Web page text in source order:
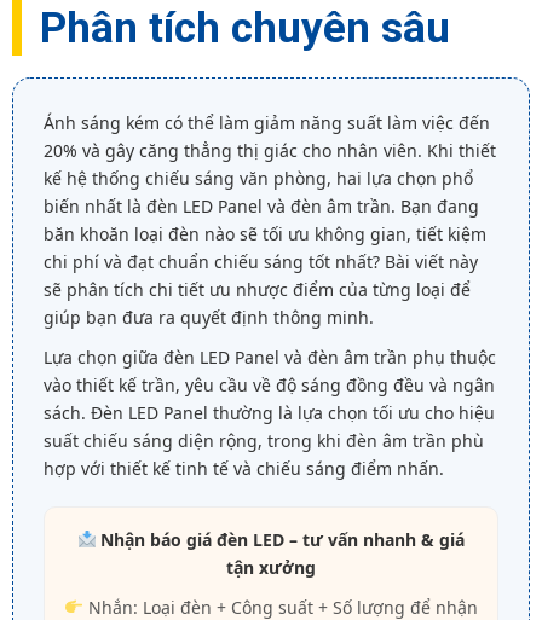
Phân tích chuyên sâu
Ánh sáng kém có thể làm giảm năng suất làm việc đến
20% và gây căng thẳng thị giác cho nhân viên. Khi thiết
kế hệ thống chiếu sáng văn phòng, hai lựa chọn phổ
biến nhất là đèn LED Panel và đèn âm trần. Bạn đang
băn khoăn loại đèn nào sẽ tối ưu không gian, tiết kiệm
chi phí và đạt chuẩn chiếu sáng tốt nhất? Bài viết này
sẽ phân tích chi tiết ưu nhược điểm của từng loại để
giúp bạn đưa ra quyết định thông minh.
Lựa chọn giữa đèn LED Panel và đèn âm trần phụ thuộc
vào thiết kế trần, yêu cầu về độ sáng đồng đều và ngân
sách. Đèn LED Panel thường là lựa chọn tối ưu cho hiệu
suất chiếu sáng diện rộng, trong khi đèn âm trần phù
hợp với thiết kế tinh tế và chiếu sáng điểm nhấn.
Nhận báo giá đèn LED – tư vấn nhanh & giá
tận xưởng
Nhắn: Loại đèn + Công suất + Số lượng để nhận